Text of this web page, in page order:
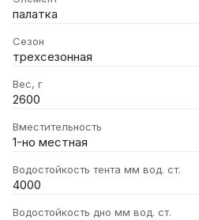
палатка
Сезон
трехсезонная
Вес, г
2600
Вместительность
1-но местная
Водостойкость тента мм вод. ст.
4000
Водостойкость дно мм вод. ст.